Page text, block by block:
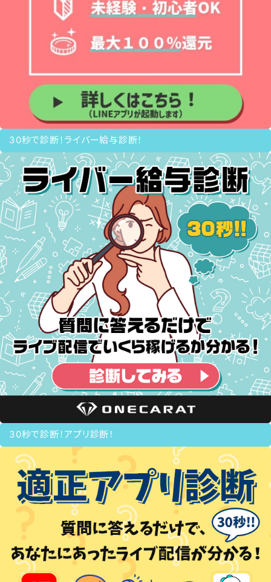
30秒で診断！ライバー給与診断！
30秒で診断！アプリ診断！